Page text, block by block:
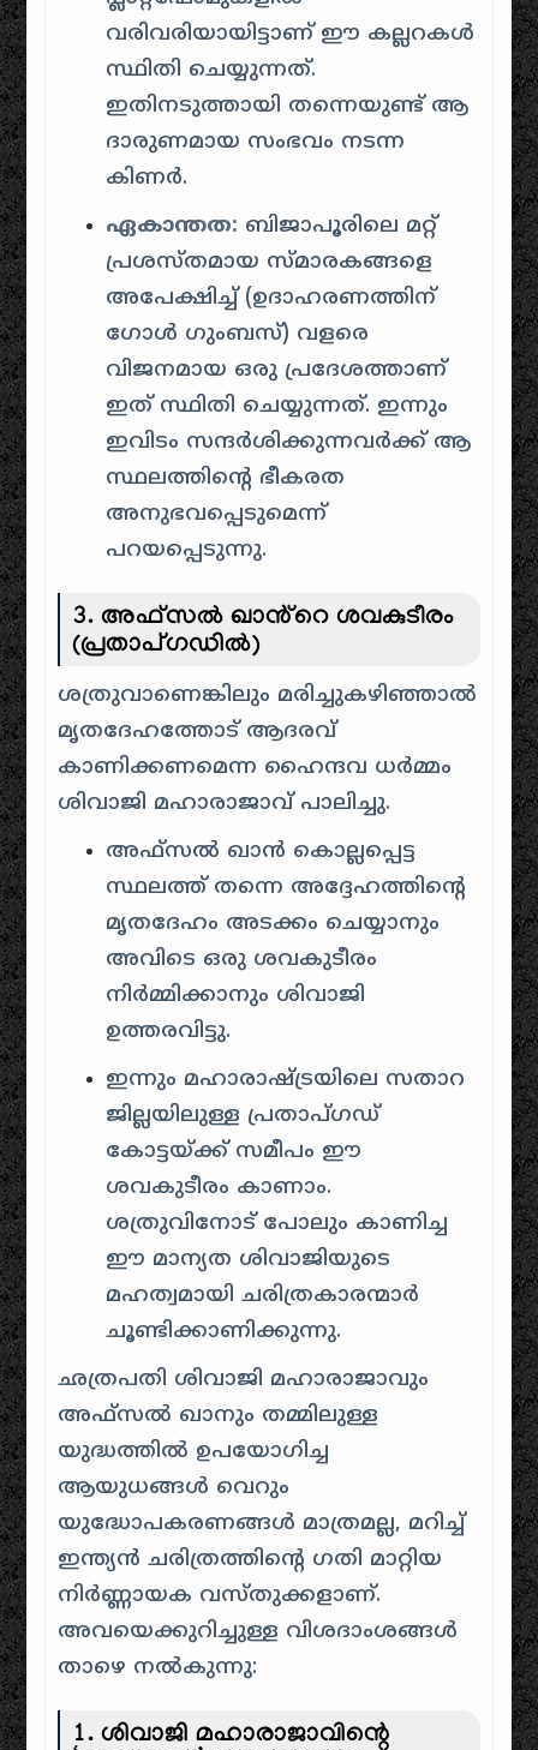
വരിവരിയായിട്ടാണ് ഈ കല്ലറകൾ
സ്ഥിതി ചെയ്യുന്നത്.
ഇതിനടുത്തായി തന്നെയുണ്ട് ആ
ദാരുണമായ സംഭവം നടന്ന
കിണർ.
ഏകാന്തത: ബിജാപൂരിലെ മറ്റ്
പ്രശസ്തമായ സ്മാരകങ്ങളെ
അപേക്ഷിച്ച് (ഉദാഹരണത്തിന്
ഗോൾ ഗുംബസ്) വളരെ
വിജനമായ ഒരു പ്രദേശത്താണ്
ഇത് സ്ഥിതി ചെയ്യുന്നത്. ഇന്നും
ഇവിടം സന്ദർശിക്കുന്നവർക്ക് ആ
സ്ഥലത്തിന്റെ ഭീകരത
അനുഭവപ്പെടുമെന്ന്
പറയപ്പെടുന്നു.
3. അഫ്സൽ ഖാൻ്റെ ശവകുടീരം
(പ്രതാപ്ഗഡിൽ)
ശത്രുവാണെങ്കിലും മരിച്ചുകഴിഞ്ഞാൽ
മൃതദേഹത്തോട് ആദരവ്
കാണിക്കണമെന്ന ഹൈന്ദവ ധർമ്മം
ശിവാജി മഹാരാജാവ് പാലിച്ചു.
അഫ്സൽ ഖാൻ കൊല്ലപ്പെട്ട
സ്ഥലത്ത് തന്നെ അദ്ദേഹത്തിന്റെ
മൃതദേഹം അടക്കം ചെയ്യാനും
അവിടെ ഒരു ശവകുടീരം
നിർമ്മിക്കാനും ശിവാജി
ഉത്തരവിട്ടു.
ഇന്നും മഹാരാഷ്ട്രയിലെ സതാറ
ജില്ലയിലുള്ള പ്രതാപ്ഗഡ്
കോട്ടയ്ക്ക് സമീപം ഈ
ശവകുടീരം കാണാം.
ശത്രുവിനോട് പോലും കാണിച്ച
ഈ മാന്യത ശിവാജിയുടെ
മഹത്വമായി ചരിത്രകാരന്മാർ
ചൂണ്ടിക്കാണിക്കുന്നു.
ഛത്രപതി ശിവാജി മഹാരാജാവും
അഫ്സൽ ഖാനും തമ്മിലുള്ള
യുദ്ധത്തിൽ ഉപയോഗിച്ച
ആയുധങ്ങൾ വെറും
യുദ്ധോപകരണങ്ങൾ മാത്രമല്ല, മറിച്ച്
ഇന്ത്യൻ ചരിത്രത്തിന്റെ ഗതി മാറ്റിയ
നിർണ്ണായക വസ്തുക്കളാണ്.
അവയെക്കുറിച്ചുള്ള വിശദാംശങ്ങൾ
താഴെ നൽകുന്നു:
1. ശിവാജി മഹാരാജാവിന്റെ